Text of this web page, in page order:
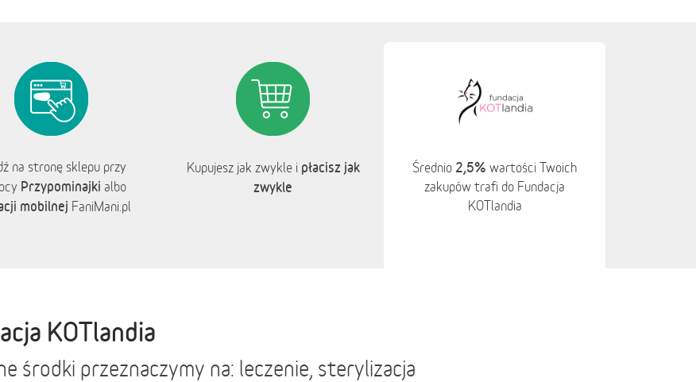
na stronę sklepu przy
Przypominajki albo
mobilnej FaniMani.pl
Kupujesz jak zwykle i płacisz jak
zwykle
Średnio 2,5% wartości Twoich
zakupów trafi do Fundacja
KOTlandia
KOTlandia
środki przeznaczymy na: leczenie, sterylizacja